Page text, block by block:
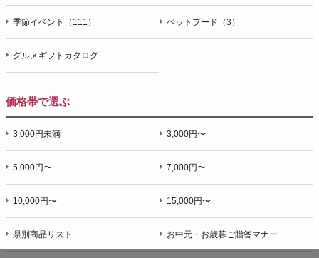
季節イベント（111） ペットフード（3）
グルメギフトカタログ
価格帯で選ぶ
3,000円未満 3,000円〜
5,000円〜 7,000円〜
10,000円〜 15,000円〜
県別商品リスト お中元・お歳暮ご贈答マナー